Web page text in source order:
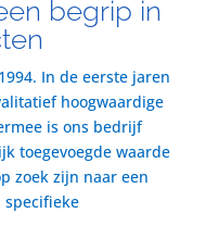
begrip in
In de eerste jaren
hoogwaardige
is ons bedrijf
toegevoegde waarde
zoek zijn naar een
specifieke